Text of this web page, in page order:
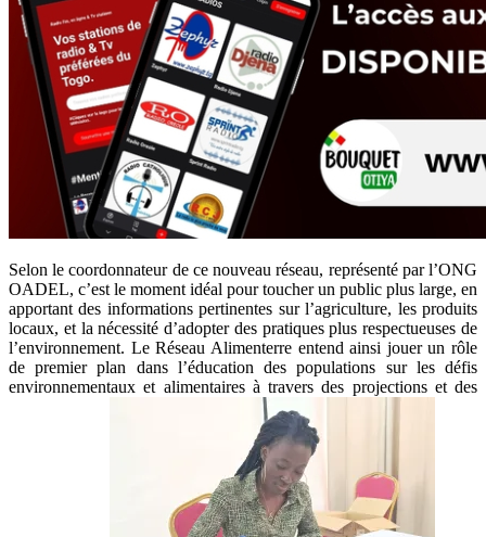
Selon le coordonnateur de ce nouveau réseau, représenté par l’ONG
OADEL, c’est le moment idéal pour toucher un public plus large, en
apportant des informations pertinentes sur l’agriculture, les produits
locaux, et la nécessité d’adopter des pratiques plus respectueuses de
l’environnement. Le Réseau Alimenterre entend ainsi jouer un rôle
de premier plan dans l’éducation des populations sur les défis
environnementaux et alimentaires à travers des projections et des